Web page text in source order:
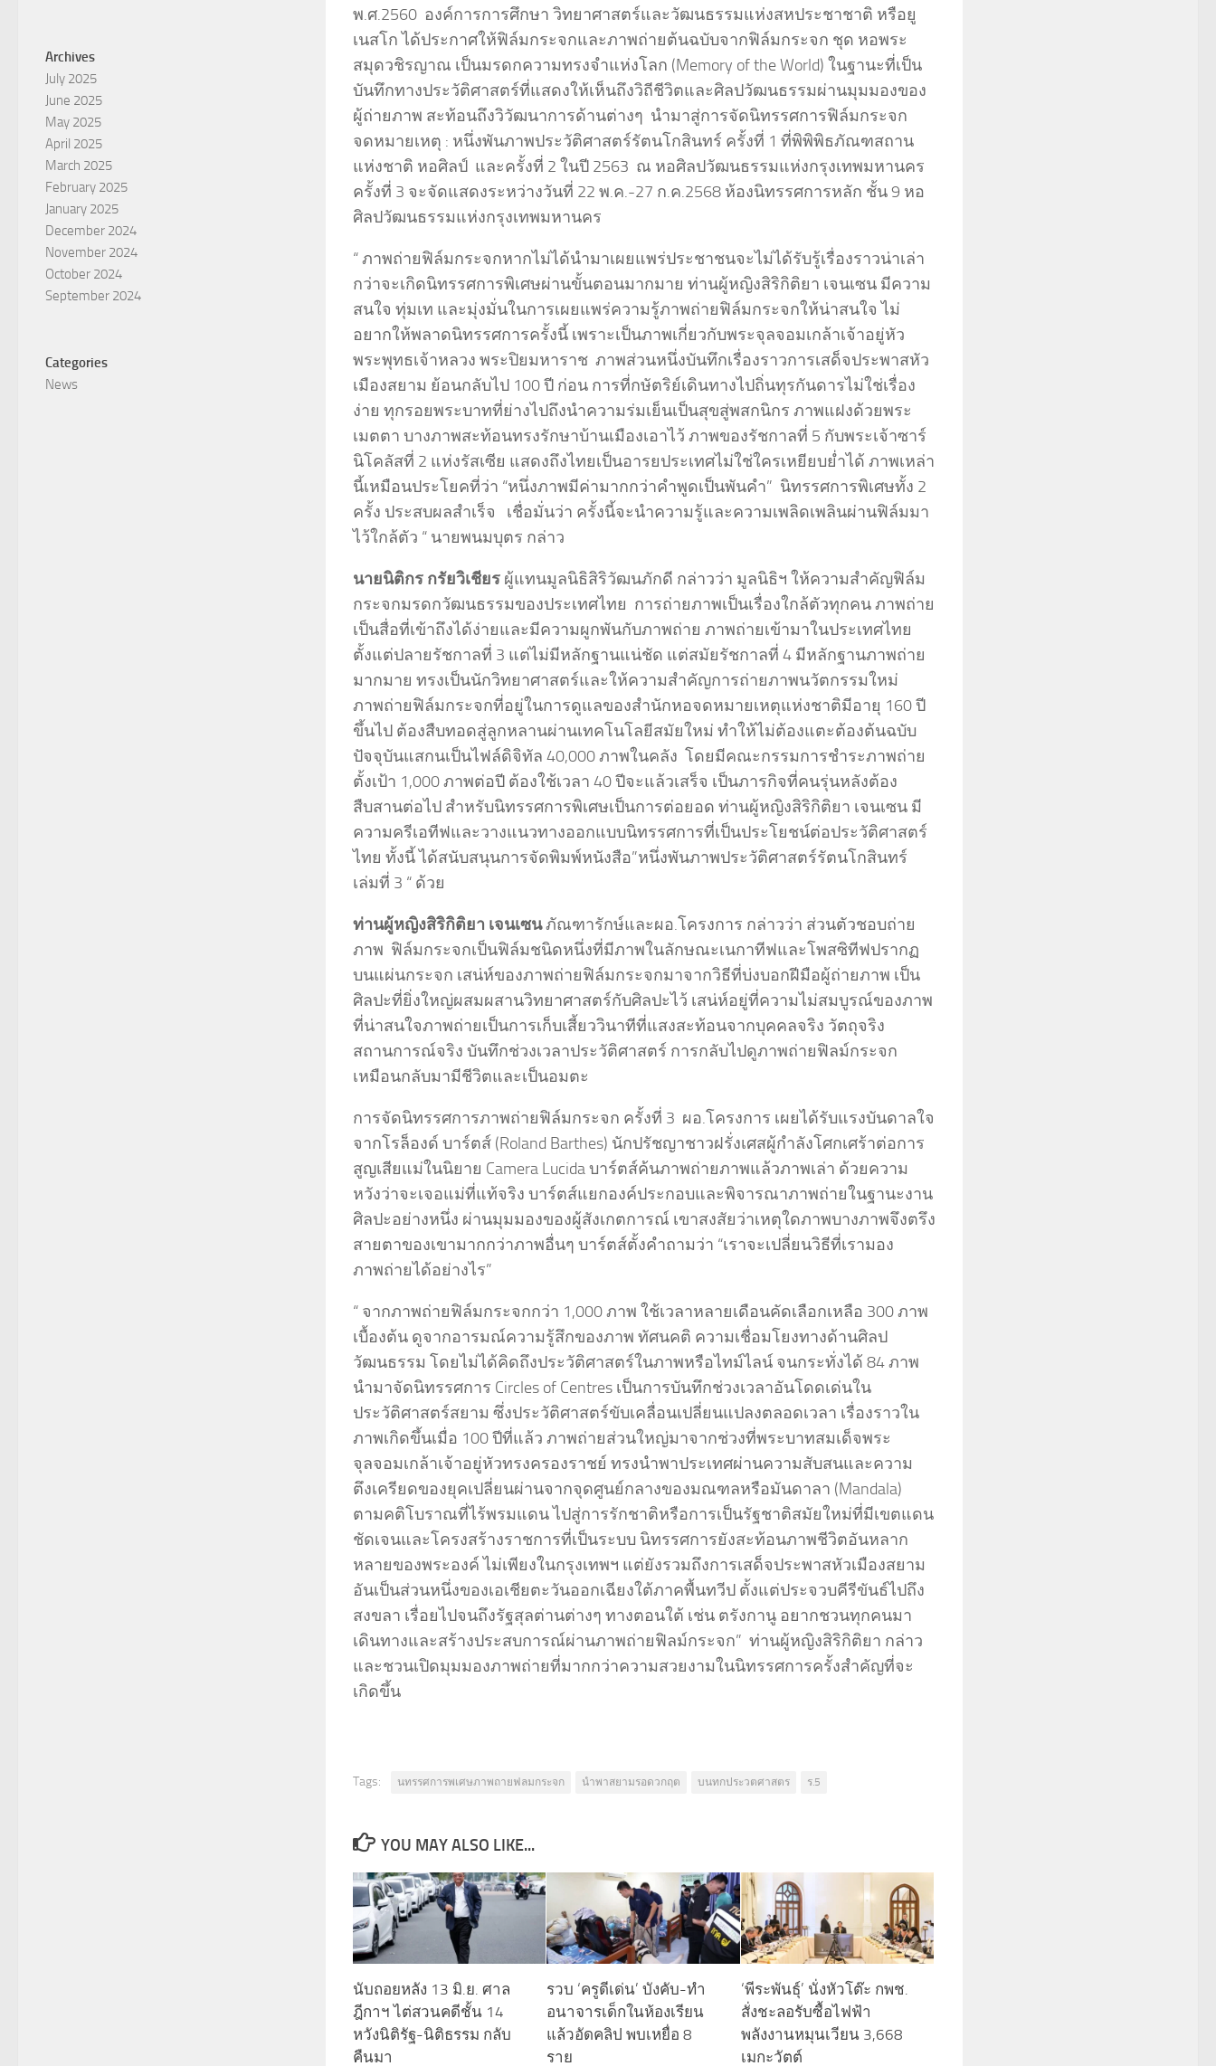
พ.ศ.2560 องค์การการศึกษา วิทยาศาสตร์และวัฒนธรรมแห่งสหประชาชาติ หรือยู
เนสโก ได้ประกาศให้ฟิล์มกระจกและภาพถ่ายต้นฉบับจากฟิล์มกระจก ชุด หอพระ
สมุดวชิรญาณ เป็นมรดกความทรงจําแห่งโลก (Memory of the World) ในฐานะที่เป็น
บันทึกทางประวัติศาสตร์ที่แสดงให้เห็นถึงวิถีชีวิตและศิลปวัฒนธรรมผ่านมุมมองของ
ผู้ถ่ายภาพ สะท้อนถึงวิวัฒนาการด้านต่างๆ นำมาสู่การจัดนิทรรศการฟิล์มกระจก
จดหมายเหตุ : หนึ่งพันภาพประวัติศาสตร์รัตนโกสินทร์ ครั้งที่ 1 ที่พิพิพิธภัณฑสถาน
แห่งชาติ หอศิลป์ และครั้งที่ 2 ในปี 2563 ณ หอศิลปวัฒนธรรมแห่งกรุงเทพมหานคร
ครั้งที่ 3 จะจัดแสดงระหว่างวันที่ 22 พ.ค.-27 ก.ค.2568 ห้องนิทรรศการหลัก ชั้น 9 หอ
ศิลปวัฒนธรรมแห่งกรุงเทพมหานคร
“ ภาพถ่ายฟิล์มกระจกหากไม่ได้นำมาเผยแพร่ประชาชนจะไม่ได้รับรู้เรื่องราวน่าเล่า
กว่าจะเกิดนิทรรศการพิเศษผ่านขั้นตอนมากมาย ท่านผู้หญิงสิริกิติยา เจนเซน มีความ
สนใจ ทุ่มเท และมุ่งมั่นในการเผยแพร่ความรู้ภาพถ่ายฟิล์มกระจกให้น่าสนใจ ไม่
อยากให้พลาดนิทรรศการครั้งนี้ เพราะเป็นภาพเกี่ยวกับพระจุลจอมเกล้าเจ้าอยู่หัว
พระพุทธเจ้าหลวง พระปิยมหาราช ภาพส่วนหนึ่งบันทึกเรื่องราวการเสด็จประพาสหัว
เมืองสยาม ย้อนกลับไป 100 ปี ก่อน การที่กษัตริย์เดินทางไปถิ่นทุรกันดารไม่ใช่เรื่อง
ง่าย ทุกรอยพระบาทที่ย่างไปถึงนำความร่มเย็นเป็นสุขสู่พสกนิกร ภาพแฝงด้วยพระ
เมตตา บางภาพสะท้อนทรงรักษาบ้านเมืองเอาไว้ ภาพของรัชกาลที่ 5 กับพระเจ้าซาร์
นิโคลัสที่ 2 แห่งรัสเซีย แสดงถึงไทยเป็นอารยประเทศไม่ใช่ใครเหยียบย่ำได้ ภาพเหล่า
นี้เหมือนประโยคที่ว่า “หนึ่งภาพมีค่ามากกว่าคำพูดเป็นพันคำ” นิทรรศการพิเศษทั้ง 2
ครั้ง ประสบผลสำเร็จ เชื่อมั่นว่า ครั้งนี้จะนำความรู้และความเพลิดเพลินผ่านฟิล์มมา
ไว้ใกล้ตัว “ นายพนมบุตร กล่าว
นายนิติกร กรัยวิเชียร ผู้แทนมูลนิธิสิริวัฒนภักดี กล่าวว่า มูลนิธิฯ ให้ความสำคัญฟิล์ม
กระจกมรดกวัฒนธรรมของประเทศไทย การถ่ายภาพเป็นเรื่องใกล้ตัวทุกคน ภาพถ่าย
เป็นสื่อที่เข้าถึงได้ง่ายและมีความผูกพันกับภาพถ่าย ภาพถ่ายเข้ามาในประเทศไทย
ตั้งแต่ปลายรัชกาลที่ 3 แต่ไม่มีหลักฐานแน่ชัด แต่สมัยรัชกาลที่ 4 มีหลักฐานภาพถ่าย
มากมาย ทรงเป็นนักวิทยาศาสตร์และให้ความสำคัญการถ่ายภาพนวัตกรรมใหม่
ภาพถ่ายฟิล์มกระจกที่อยู่ในการดูแลของสำนักหอจดหมายเหตุแห่งชาติมีอายุ 160 ปี
ขึ้นไป ต้องสืบทอดสู่ลูกหลานผ่านเทคโนโลยีสมัยใหม่ ทำให้ไม่ต้องแตะต้องต้นฉบับ
ปัจจุบันแสกนเป็นไฟล์ดิจิทัล 40,000 ภาพในคลัง โดยมีคณะกรรมการชำระภาพถ่าย
ตั้งเป้า 1,000 ภาพต่อปี ต้องใช้เวลา 40 ปีจะแล้วเสร็จ เป็นภารกิจที่คนรุ่นหลังต้อง
สืบสานต่อไป สำหรับนิทรรศการพิเศษเป็นการต่อยอด ท่านผู้หญิงสิริกิติยา เจนเซน มี
ความครีเอทีฟและวางแนวทางออกแบบนิทรรศการที่เป็นประโยชน์ต่อประวัติศาสตร์
ไทย ทั้งนี้ ได้สนับสนุนการจัดพิมพ์หนังสือ”หนึ่งพันภาพประวัติศาสตร์รัตนโกสินทร์
เล่มที่ 3 “ ด้วย
ท่านผู้หญิงสิริกิติยา เจนเซนภัณฑารักษ์และผอ.โครงการ กล่าวว่า ส่วนตัวชอบถ่าย
ภาพ ฟิล์มกระจกเป็นฟิล์มชนิดหนึ่งที่มีภาพในลักษณะเนกาทีฟและโพสซิทีฟปรากฏ
บนแผ่นกระจก เสน่ห์ของภาพถ่ายฟิล์มกระจกมาจากวิธีที่บ่งบอกฝีมือผู้ถ่ายภาพ เป็น
ศิลปะที่ยิ่งใหญ่ผสมผสานวิทยาศาสตร์กับศิลปะไว้ เสน่ห์อยู่ที่ความไม่สมบูรณ์ของภาพ
ที่น่าสนใจภาพถ่ายเป็นการเก็บเสี้ยววินาทีที่แสงสะท้อนจากบุคคลจริง วัตถุจริง
สถานการณ์จริง บันทึกช่วงเวลาประวัติศาสตร์ การกลับไปดูภาพถ่ายฟิลม์กระจก
เหมือนกลับมามีชีวิตและเป็นอมตะ
การจัดนิทรรศการภาพถ่ายฟิล์มกระจก ครั้งที่ 3 ผอ.โครงการ เผยได้รับแรงบันดาลใจ
จากโรล็องด์ บาร์ตส์ (Roland Barthes) นักปรัชญาชาวฝรั่งเศสผู้กำลังโศกเศร้าต่อการ
สูญเสียแม่ในนิยาย Camera Lucida บาร์ตส์ค้นภาพถ่ายภาพแล้วภาพเล่า ด้วยความ
หวังว่าจะเจอแม่ที่แท้จริง บาร์ตส์แยกองค์ประกอบและพิจารณาภาพถ่ายในฐานะงาน
ศิลปะอย่างหนึ่ง ผ่านมุมมองของผู้สังเกตการณ์ เขาสงสัยว่าเหตุใดภาพบางภาพจึงตรึง
สายตาของเขามากกว่าภาพอื่นๆ บาร์ตส์ตั้งคำถามว่า “เราจะเปลี่ยนวิธีที่เรามอง
ภาพถ่ายได้อย่างไร”
“ จากภาพถ่ายฟิล์มกระจกกว่า 1,000 ภาพ ใช้เวลาหลายเดือนคัดเลือกเหลือ 300 ภาพ
เบื้องต้น ดูจากอารมณ์ความรู้สึกของภาพ ทัศนคติ ความเชื่อมโยงทางด้านศิลป
วัฒนธรรม โดยไม่ได้คิดถึงประวัติศาสตร์ในภาพหรือไทม์ไลน์ จนกระทั่งได้ 84 ภาพ
นำมาจัดนิทรรศการ Circles of Centres เป็นการบันทึกช่วงเวลาอันโดดเด่นใน
ประวัติศาสตร์สยาม ซึ่งประวัติศาสตร์ขับเคลื่อนเปลี่ยนแปลงตลอดเวลา เรื่องราวใน
ภาพเกิดขึ้นเมื่อ 100 ปีที่แล้ว ภาพถ่ายส่วนใหญ่มาจากช่วงที่พระบาทสมเด็จพระ
จุลจอมเกล้าเจ้าอยู่หัวทรงครองราชย์ ทรงนำพาประเทศผ่านความสับสนและความ
ตึงเครียดของยุคเปลี่ยนผ่านจากจุดศูนย์กลางของมณฑลหรือมันดาลา (Mandala)
ตามคติโบราณที่ไร้พรมแดน ไปสู่การรักชาติหรือการเป็นรัฐชาติสมัยใหม่ที่มีเขตแดน
ชัดเจนและโครงสร้างราชการที่เป็นระบบ นิทรรศการยังสะท้อนภาพชีวิตอันหลาก
หลายของพระองค์ ไม่เพียงในกรุงเทพฯ แต่ยังรวมถึงการเสด็จประพาสหัวเมืองสยาม
อันเป็นส่วนหนึ่งของเอเชียตะวันออกเฉียงใต้ภาคพื้นทวีป ตั้งแต่ประจวบคีรีขันธ์ไปถึง
สงขลา เรื่อยไปจนถึงรัฐสุลต่านต่างๆ ทางตอนใต้ เช่น ตรังกานู อยากชวนทุกคนมา
เดินทางและสร้างประสบการณ์ผ่านภาพถ่ายฟิลม์กระจก” ท่านผู้หญิงสิริกิติยา กล่าว
และชวนเปิดมุมมองภาพถ่ายที่มากกว่าความสวยงามในนิทรรศการครั้งสำคัญที่จะ
เกิดขึ้น
Tags: นทรรศการพเศษภาพถายฟลมกระจก นำพาสยามรอดวกฤต บนทกประวตศาสตร ร.5
YOU MAY ALSO LIKE...
นับถอยหลัง 13 มิ.ย. ศาล
ฎีกาฯ ไต่สวนคดีชั้น 14
หวังนิติรัฐ-นิติธรรม กลับ
คืนมา
รวบ ‘ครูดีเด่น’ บังคับ-ทำ
อนาจารเด็กในห้องเรียน
แล้วอัดคลิป พบเหยื่อ 8
ราย
‘พีระพันธุ์’ นั่งหัวโต๊ะ กพช.
สั่งชะลอรับซื้อไฟฟ้า
พลังงานหมุนเวียน 3,668
เมกะวัตต์
Archives
July 2025
June 2025
May 2025
April 2025
March 2025
February 2025
January 2025
December 2024
November 2024
October 2024
September 2024
Categories
News